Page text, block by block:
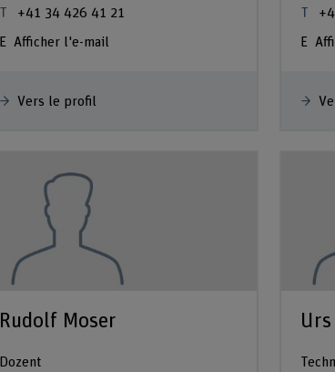
+41 34 426 41 21
Afficher l'e-mail
Vers le profil
Rudolf Moser
Dozent